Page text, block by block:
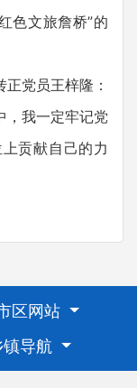
色文旅詹桥”的
党员王梓隆：
，我一定牢记党
贡献自己的力
区网站
镇导航